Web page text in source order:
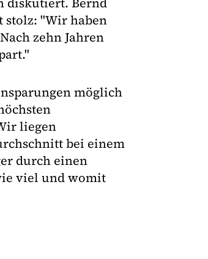
stolz: "Wir haben
zehn Jahren
möglich
liegen
bei einem
durch einen
viel und womit